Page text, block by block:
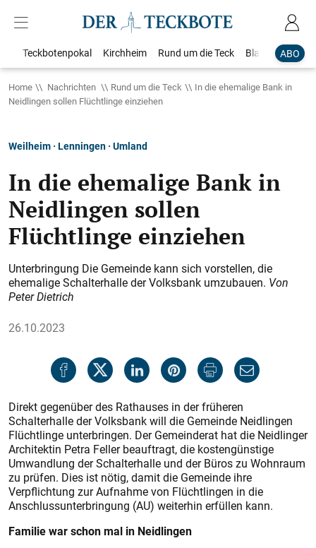
ABO
Teckbotenpokal Kirchheim Rund um die Teck Blaulicht
Home Nachrichten Rund um die Teck
In die ehemalige Bank in
Neidlingen sollen Flüchtlinge einziehen
Weilheim · Lenningen · Umland
In die ehemalige Bank in
Neidlingen sollen
Flüchtlinge einziehen
Unterbringung Die Gemeinde kann sich vorstellen, die
ehemalige Schalterhalle der Volksbank umzubauen. Von
Peter Dietrich
26.10.2023
Direkt gegenüber des Rathauses in der früheren
Schalterhalle der Volksbank will die Gemeinde Neidlingen
Flüchtlinge unterbringen. Der Gemeinderat hat die Neidlinger
Architektin Petra Feller beauftragt, die kostengünstige
Umwandlung der Schalterhalle und der Büros zu Wohnraum
zu prüfen. Dies ist nötig, damit die Gemeinde ihre
Verpflichtung zur Aufnahme von Flüchtlingen in die
Anschlussunterbringung (AU) weiterhin erfüllen kann.
Familie war schon mal in Neidlingen